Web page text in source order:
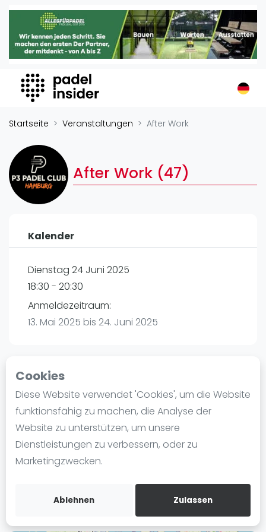
Cookies
Diese Website verwendet 'Cookies', um die Website
funktionsfähig zu machen, die Analyse der
Website zu unterstützen, um unsere
Dienstleistungen zu verbessern, oder zu
Marketingzwecken.
Ablehnen Zulassen
Padel Insider
Home
Organisationen
Buchungssysteme
Padel-Shops
Padelplatzbauer
Verschiedenes
Veranstaltungen
International
Ranking
Männer
Frauen
Blog
Die Geschichte von Padel
Regeln und Punktzählung
Padel Schläge
Video
Startseite Veranstaltungen After Work
After Work (47)
Kalender
Dienstag 24 Juni 2025
18:30 - 20:30
Anmeldezeitraum:
13. Mai 2025 bis 24. Juni 2025
Playtomic
P3 Padel Club Hamburg | Hamburg
Havighorster Weg 16
21031Hamburg
Routebeschrijving